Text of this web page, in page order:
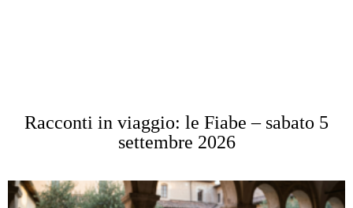
Racconti in viaggio: le Fiabe – sabato 5
settembre 2026